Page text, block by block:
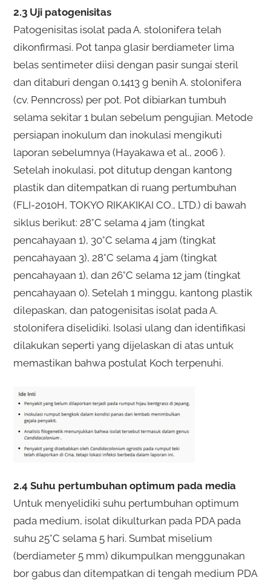
2.3 Uji patogenisitas
Patogenisitas isolat pada A. stolonifera telah
dikonfirmasi. Pot tanpa glasir berdiameter lima
belas sentimeter diisi dengan pasir sungai steril
dan ditaburi dengan 0,1413 g benih A. stolonifera
(cv. Penncross) per pot. Pot dibiarkan tumbuh
selama sekitar 1 bulan sebelum pengujian. Metode
persiapan inokulum dan inokulasi mengikuti
laporan sebelumnya (Hayakawa et al., 2006 ).
Setelah inokulasi, pot ditutup dengan kantong
plastik dan ditempatkan di ruang pertumbuhan
(FLI-2010H, TOKYO RIKAKIKAI CO., LTD.) di bawah
siklus berikut: 28°C selama 4 jam (tingkat
pencahayaan 1), 30°C selama 4 jam (tingkat
pencahayaan 3), 28°C selama 4 jam (tingkat
pencahayaan 1), dan 26°C selama 12 jam (tingkat
pencahayaan 0). Setelah 1 minggu, kantong plastik
dilepaskan, dan patogenisitas isolat pada A.
stolonifera diselidiki. Isolasi ulang dan identifikasi
dilakukan seperti yang dijelaskan di atas untuk
memastikan bahwa postulat Koch terpenuhi.
2.4 Suhu pertumbuhan optimum pada media
Untuk menyelidiki suhu pertumbuhan optimum
pada medium, isolat dikulturkan pada PDA pada
suhu 25°C selama 5 hari. Sumbat miselium
(berdiameter 5 mm) dikumpulkan menggunakan
bor gabus dan ditempatkan di tengah medium PDA